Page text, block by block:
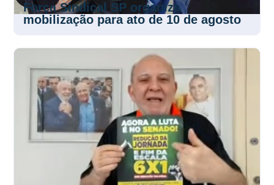
Força Sindical SP organiza
mobilização para ato de 10 de agosto